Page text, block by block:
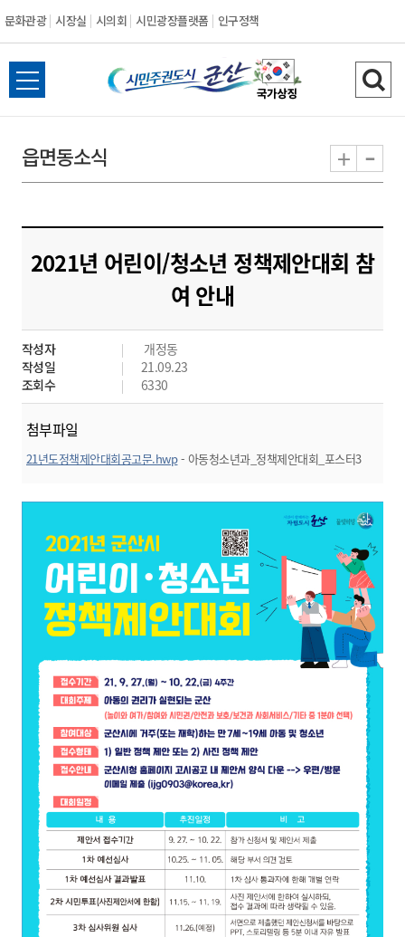
문화관광 시장실 시의회 시민광장플랫폼 인구정책
시
민
도
시
군
산
전
체
뉴
열
검
색
기
읍면동소식 + -
2021년 어린이/청소년 정책제안대회 참
여 안내
작성자
개정동
작성일
21.09.23
조회수
6330
첨부파일
21년도정책제안대회공고문.hwp- 아동청소년과_정책제안대회_포스터3